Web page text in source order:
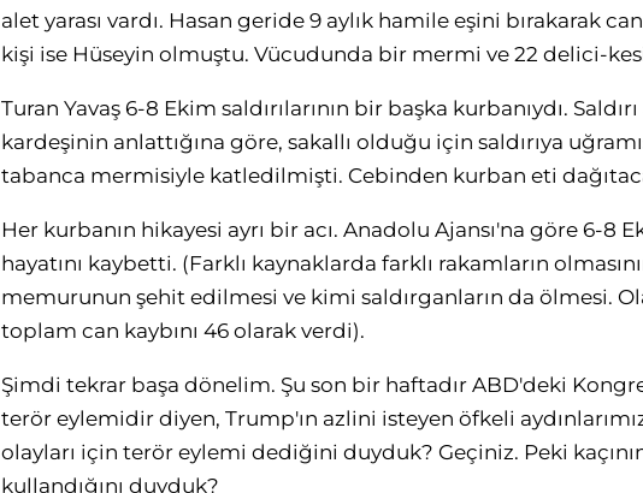
alet yarası vardı. Hasan geride 9 aylık hamile eşini bırakarak
kişi ise Hüseyin olmuştu. Vücudunda bir mermi ve 22 delici-
Turan Yavaş 6-8 Ekim saldırılarının bir başka kurbanıydı.
kardeşinin anlattığına göre, sakallı olduğu için saldırıya
tabanca mermisiyle katledilmişti. Cebinden kurban eti
Her kurbanın hikayesi ayrı bir acı. Anadolu Ajansı'na göre 6-8
hayatını kaybetti. (Farklı kaynaklarda farklı rakamların
memurunun şehit edilmesi ve kimi saldırganların da ölmesi.
toplam can kaybını 46 olarak verdi).
Şimdi tekrar başa dönelim. Şu son bir haftadır ABD'deki
terör eylemidir diyen, Trump'ın azlini isteyen öfkeli
olayları için terör eylemi dediğini duyduk? Geçiniz. Peki
kullandığını duyduk?